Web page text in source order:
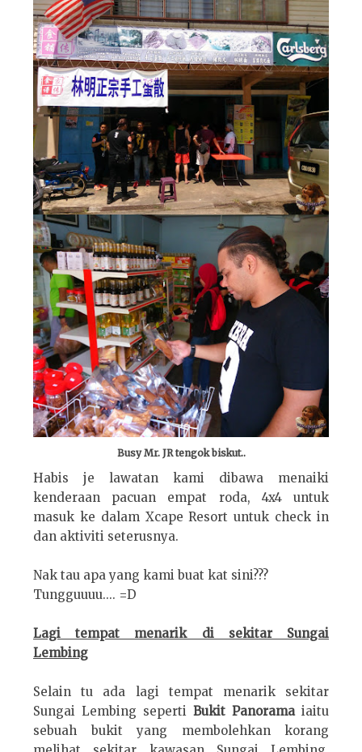
Busy Mr. JR tengok biskut..
Habis je lawatan kami dibawa menaiki
kenderaan pacuan empat roda, 4x4 untuk
masuk ke dalam Xcape Resort untuk check in
dan aktiviti seterusnya.
Nak tau apa yang kami buat kat sini???
Tungguuuu.... =D
Lagi tempat menarik di sekitar Sungai
Lembing
Selain tu ada lagi tempat menarik sekitar
Sungai Lembing seperti Bukit Panoramaiaitu
sebuah bukit yang membolehkan korang